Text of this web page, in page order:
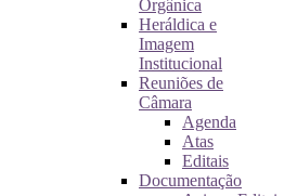
Orgânica
Heráldica e
Imagem
Institucional
Reuniões de
Câmara
Agenda
Atas
Editais
Documentação